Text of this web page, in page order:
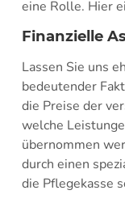
eine Rolle. Hier
Finanzielle
Lassen Sie uns
bedeutender
die Preise der
welche
übernommen
durch einen
die Pflegekasse